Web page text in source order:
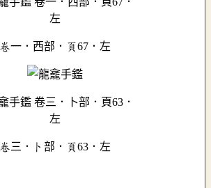
卷一．西部．頁67．左
卷三．卜部．頁63．左